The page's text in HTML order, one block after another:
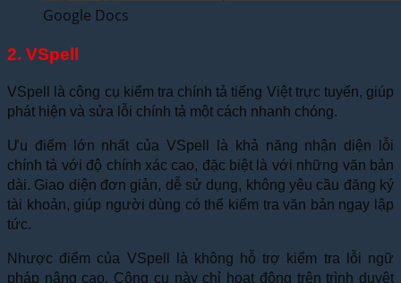
Google Docs
2. VSpell
VSpell là công cụ kiểm tra chính tả tiếng Việt trực tuyến, giúp
phát hiện và sửa lỗi chính tả một cách nhanh chóng.
Ưu điểm lớn nhất của VSpell là khả năng nhận diện lỗi
chính tả với độ chính xác cao, đặc biệt là với những văn bản
dài. Giao diện đơn giản, dễ sử dụng, không yêu cầu đăng ký
tài khoản, giúp người dùng có thể kiểm tra văn bản ngay lập
tức.
Nhược điểm của VSpell là không hỗ trợ kiểm tra lỗi ngữ
pháp nâng cao. Công cụ này chỉ hoạt động trên trình duyệt